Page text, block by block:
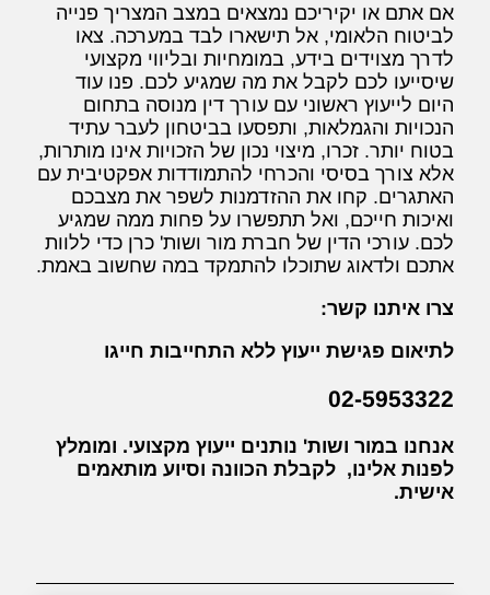
אם אתם או יקיריכם נמצאים במצב המצריך פנייה
לביטוח הלאומי, אל תישארו לבד במערכה. צאו
לדרך מצוידים בידע, במומחיות ובליווי מקצועי
שיסייעו לכם לקבל את מה שמגיע לכם. פנו עוד
היום לייעוץ ראשוני עם עורך דין מנוסה בתחום
הנכויות והגמלאות, ותפסעו בביטחון לעבר עתיד
בטוח יותר. זכרו, מיצוי נכון של הזכויות אינו מותרות,
אלא צורך בסיסי והכרחי להתמודדות אפקטיבית עם
האתגרים. קחו את ההזדמנות לשפר את מצבכם
ואיכות חייכם, ואל תתפשרו על פחות ממה שמגיע
לכם. עורכי הדין של חברת מור ושות' כרן כדי ללוות
אתכם ולדאוג שתוכלו להתמקד במה שחשוב באמת.
צרו איתנו קשר:
לתיאום פגישת ייעוץ ללא התחייבות חייגו
02-5953322
אנחנו במור ושות' נותנים ייעוץ מקצועי. ומומלץ
לפנות אלינו, לקבלת הכוונה וסיוע מותאמים
אישית.